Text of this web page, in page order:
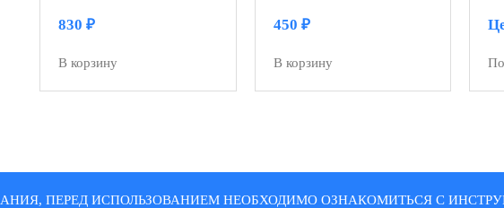
830 ₽
В корзину
450 ₽
В корзину
ПЕРЕД ИСПОЛЬЗОВАНИЕМ НЕОБХОДИМО ОЗНАКОМИТЬСЯ С